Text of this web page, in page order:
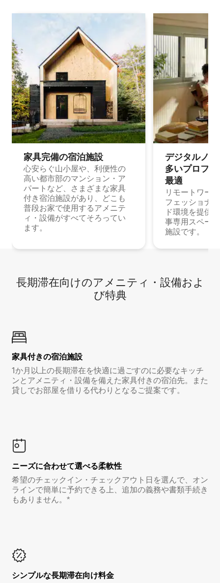
家具完備の宿⁠泊⁠施⁠設
心安らぐ山小屋や、利便性の
高い都市部のマンション・ア
パートなど、さまざまな家具
付き宿泊施設があり、どこも
普段お家で使用するアメニテ
ィ・設備がすべてそろってい
ます。
デジタルノ
多⁠いプ⁠ロ⁠フ⁠
最⁠適
リモートワー
フェッショナ
ド環境を提供
事専用スペー
施設です。
長期滞在向け⁠のア⁠メ⁠ニ⁠テ⁠ィ⁠・設⁠備⁠およ
び特⁠典
家具付き⁠の宿⁠泊⁠施⁠設
1か月以上の長期滞在を快適に過ごすのに必要なキッチ
ンとアメニティ・設備を備えた家具付きの宿泊先。また
貸しでお部屋を借りる代わりとなるご提案です。
ニーズに合わせて選べる柔軟性
希望のチェックイン・チェックアウト日を選んで、オン
ラインで簡単に予約できる上、追加の義務や書類手続き
もありません。*
シンプルな長期滞在向け料金